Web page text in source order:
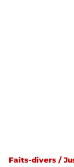
Faits-divers /